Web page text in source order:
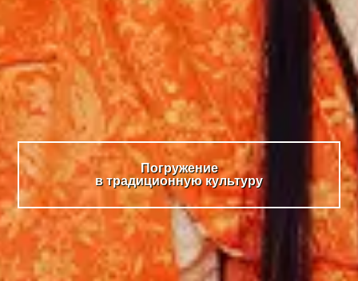
Погружение
в традиционную культуру